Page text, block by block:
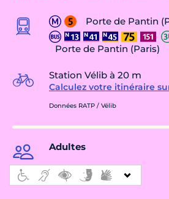
Porte de Pantin
Porte de Pantin (Paris)
Station Vélib à 20 m
Calculez votre itinéraire
Données RATP / Vélib
Adultes